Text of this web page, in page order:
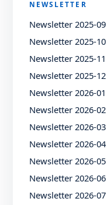
NEWSLETTER
Newsletter 2025-09
Newsletter 2025-10
Newsletter 2025-11
Newsletter 2025-12
Newsletter 2026-01
Newsletter 2026-02
Newsletter 2026-03
Newsletter 2026-04
Newsletter 2026-05
Newsletter 2026-06
Newsletter 2026-07